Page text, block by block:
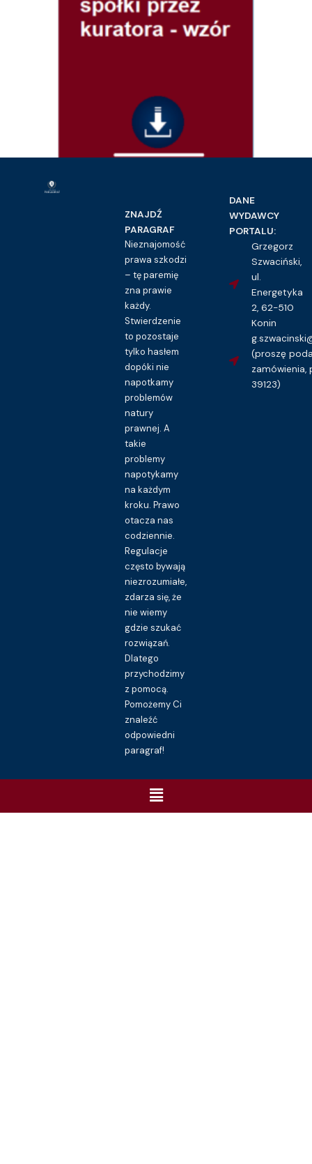
Pozew o rozwiązanie spółki przez kuratora – wzór
16.00
Kupuję dostęp do wzoru pisma
ZNAJDŹ
PARAGRAF
Nieznajomość
prawa szkodzi
– tę paremię
zna prawie
każdy.
Stwierdzenie
to pozostaje
tylko hasłem
dopóki nie
napotkamy
problemów
natury
prawnej. A
takie
problemy
napotykamy
na każdym
kroku. Prawo
otacza nas
codziennie.
Regulacje
często bywają
niezrozumiałe,
zdarza się, że
nie wiemy
gdzie szukać
rozwiązań.
Dlatego
przychodzimy
z pomocą.
Pomożemy Ci
znaleźć
odpowiedni
paragraf!
DANE
WYDAWCY
PORTALU:
Grzegorz
Szwaciński,
ul.
Energetyka
2, 62-510
Konin
(proszę
zamówienia,
39123)
Menu